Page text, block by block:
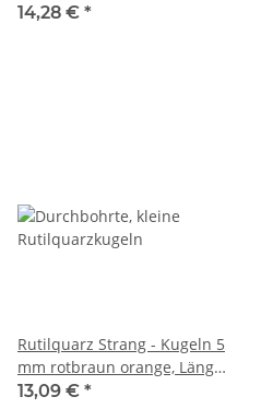
rosa braun, Länge 38,5 cm
14,28 € *
Rutilquarz Strang - Kugeln 5
mm rotbraun orange, Länge
38,5 cm /5582
13,09 € *